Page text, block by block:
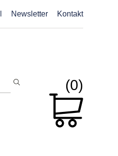
Newsletter Kontakt
(0)